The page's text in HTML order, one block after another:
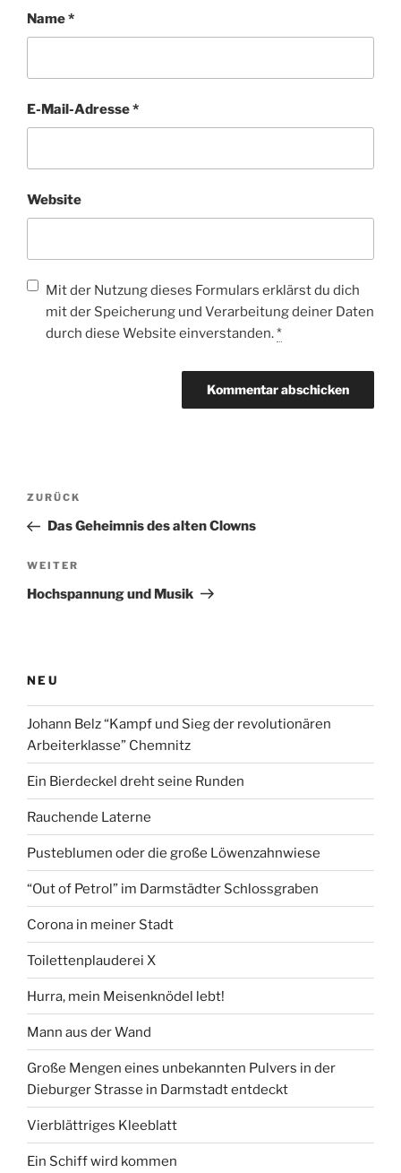
Name*
E-Mail-Adresse*
Website
Mit der Nutzung dieses Formulars erklärst du dich
mit der Speicherung und Verarbeitung deiner Daten
durch diese Website einverstanden.*
Beitragsnavigation
Vorheriger
Beitrag
ZURÜCK
Das Geheimnis des alten Clowns
Nächster
Beitrag
WEITER
Hochspannung und Musik
NEU
Johann Belz “Kampf und Sieg der revolutionären
Arbeiterklasse” Chemnitz
Ein Bierdeckel dreht seine Runden
Rauchende Laterne
Pusteblumen oder die große Löwenzahnwiese
“Out of Petrol” im Darmstädter Schlossgraben
Corona in meiner Stadt
Toilettenplauderei X
Hurra, mein Meisenknödel lebt!
Mann aus der Wand
Große Mengen eines unbekannten Pulvers in der
Dieburger Strasse in Darmstadt entdeckt
Vierblättriges Kleeblatt
Ein Schiff wird kommen